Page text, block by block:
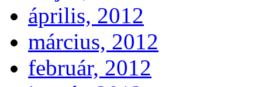
április, 2012
március, 2012
február, 2012